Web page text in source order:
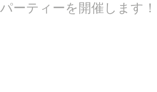
パーティーを開催します！